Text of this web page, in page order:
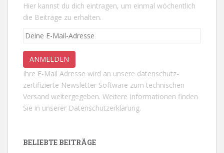
Hier kannst du dich eintragen, um einmal wöchentlich
die Beiträge zu erhalten.
Ihre E-Mail Adresse wird an unsere datenschutz-
zertifizierte Newsletter Software zum technischen
Versand weitergegeben. Weitere Informationen finden
Sie in unserer Datenschutzerklärung.
BELIEBTE BEITRÄGE